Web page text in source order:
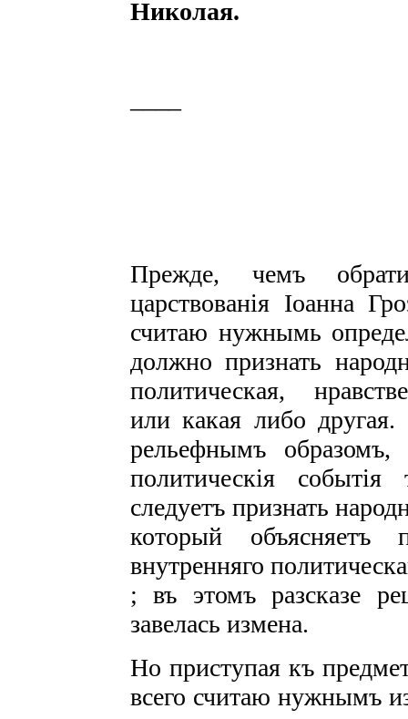
Николая.
Прежде, чемъ
царствованія Іоанна
считаю нужнымь
должно признать
политическая,
или какая либо
рельефнымъ
политическія
следуетъ признать
который объясняетъ
внутренняго
; въ этомъ разсказе
завелась измена.
Но приступая къ
всего считаю нужнымъ